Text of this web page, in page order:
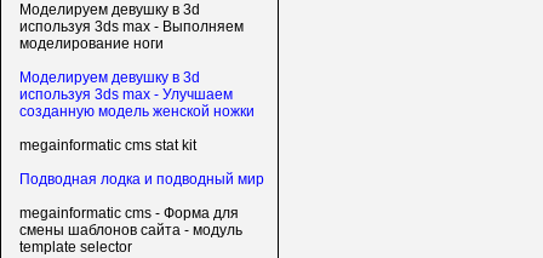
Моделируем девушку в 3d
используя 3ds max - Выполняем
моделирование ноги
Моделируем девушку в 3d
используя 3ds max - Улучшаем
созданную модель женской ножки
megainformatic cms stat kit
Подводная лодка и подводный мир
megainformatic cms - Форма для
смены шаблонов сайта - модуль
template selector